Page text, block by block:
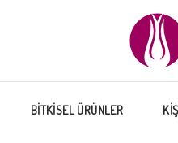
BİTKİSEL ÜRÜNLER